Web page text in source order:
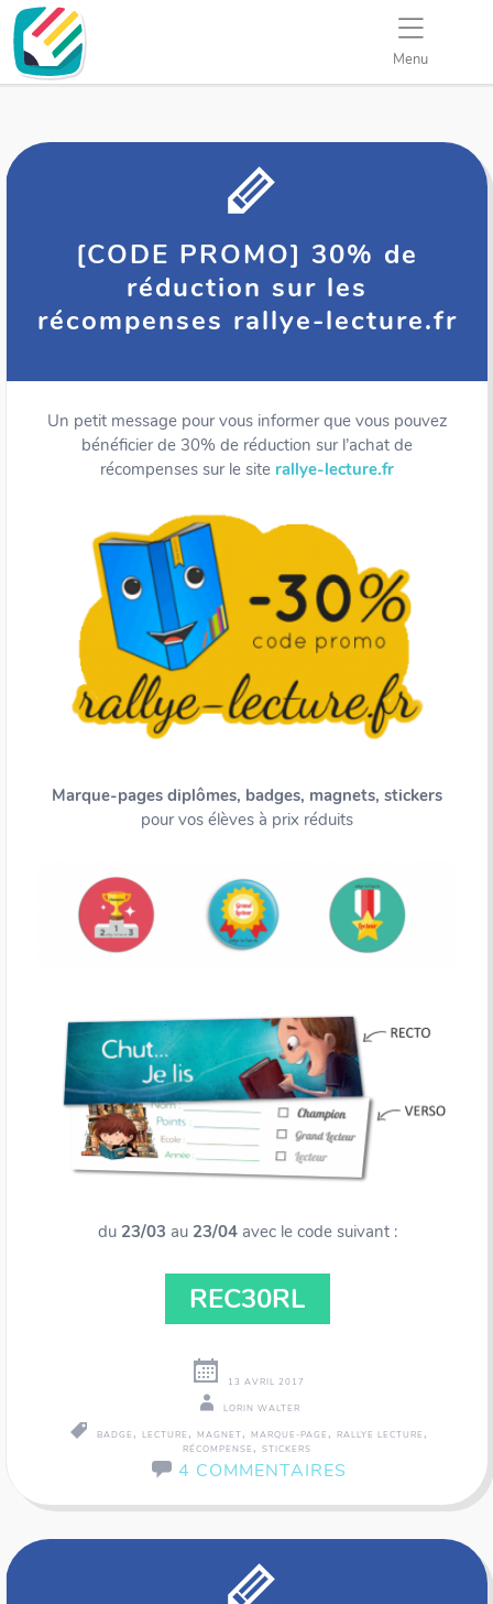
Menu
[CODE PROMO] 30% de
réduction sur les
récompenses rallye-lecture.fr
Un petit message pour vous informer que vous pouvez
bénéficier de 30% de réduction sur l’achat de
récompenses sur le site rallye-lecture.fr
Marque-pages diplômes, badges, magnets, stickers
pour vos élèves à prix réduits
du 23/03 au 23/04avec le code suivant :
REC30RL
13 AVRIL 2017
LORIN WALTER
BADGE , LECTURE , MAGNET, MARQUE-PAGE , RALLYE LECTURE ,
RÉCOMPENSE , STICKERS
4 COMMENTAIRES